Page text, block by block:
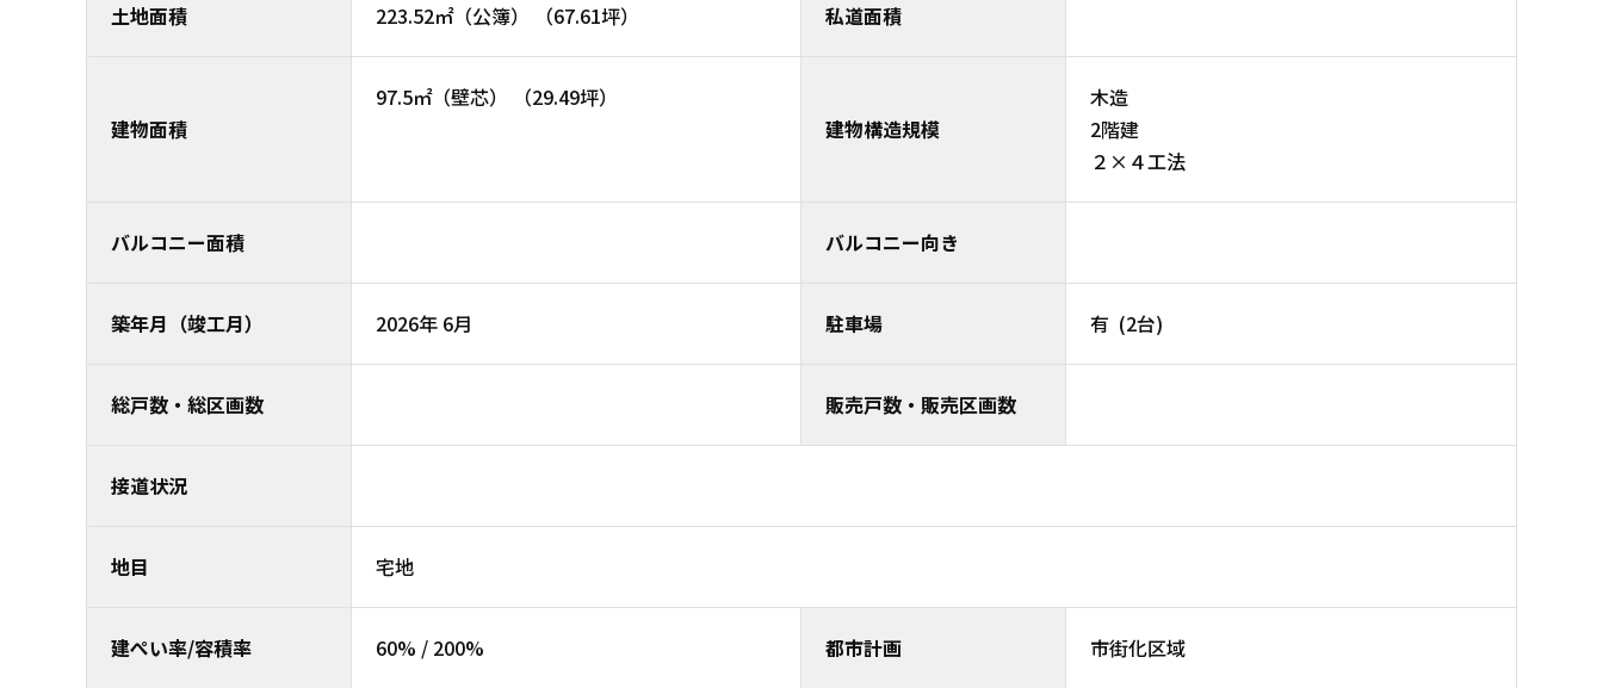
土地面積 223.52㎡（公簿） （67.61坪） 私道面積
建物面積
97.5㎡（壁芯） （29.49坪）
建物構造規模
木造
2階建
２×４工法
バルコニー面積 バルコニー向き
築年月（竣工月） 2026年 6月 駐車場 有 (2台)
総戸数・総区画数 販売戸数・販売区画数
接道状況
地目 宅地
建ぺい率/容積率 60% / 200% 都市計画 市街化区域